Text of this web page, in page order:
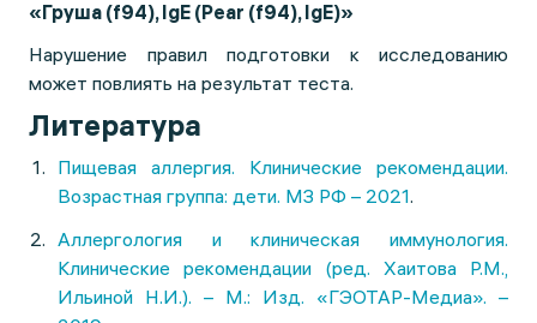
«Груша (f94), IgE (Pear (f94), IgE)»
Нарушение правил подготовки к исследованию
может повлиять на результат теста.
Литература
Пищевая аллергия. Клинические рекомендации.
Возрастная группа: дети. МЗ РФ – 2021.
Аллергология и клиническая иммунология.
Клинические рекомендации (ред. Хаитова Р.М.,
Ильиной Н.И.). – М.: Изд. «ГЭОТАР-Медиа». –